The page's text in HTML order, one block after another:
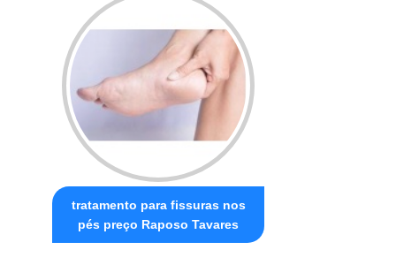
tratamento para fissuras nos
pés preço Raposo Tavares